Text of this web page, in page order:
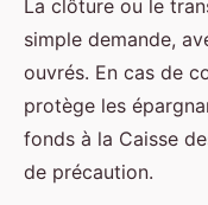
La clôture ou le
simple demande,
ouvrés. En cas de
protège les
fonds à la Caisse
de précaution.